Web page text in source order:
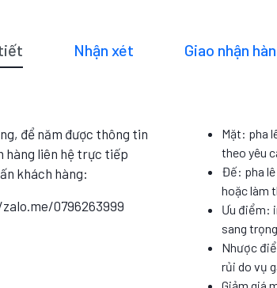
Nhận xét Giao nhận
để năm được thông tin
hàng liên hệ trực tiếp
khách hàng:
0796263999
Mặt: pha
theo yêu
Đế: pha lê
hoặc làm
Ưu điểm:
sang trọng
Nhược
rủi do vụ